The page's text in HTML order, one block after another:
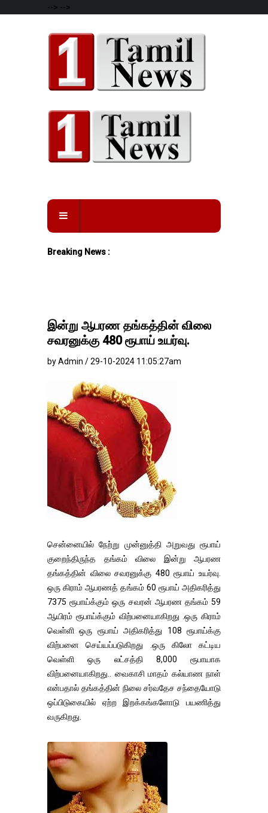
--> -->
Breaking News :
இன்று ஆபரண தங்கத்தின் விலை
சவரனுக்கு 480 ரூபாய் உயர்வு.
by Admin / 29-10-2024 11:05:27am
சென்னையில் நேற்று முன்னுத்தி அறுவது ரூபாய்
குறைந்திருந்த தங்கம் விலை இன்று ஆபரண
தங்கத்தின் விலை சவரனுக்கு 480 ரூபாய் உயர்வு.
ஒரு கிராம் ஆபரணத் தங்கம் 60 ரூபாய் அதிகரித்து
7375 ரூபாய்க்கும் ஒரு சவரன் ஆபரண தங்கம் 59
ஆயிரம் ரூபாய்க்கும் விற்பனையாகிறது .ஒரு கிராம்
வெள்ளி ஒரு ரூபாய் அதிகரித்து 108 ரூபாய்க்கு
விற்பனை செய்யப்படுகிறது .ஒரு கிலோ கட்டிய
வெள்ளி ஒரு லட்சத்தி 8,000 ரூபாயாக
விற்பனையாகிறது.. வைகாசி மாதம் கல்யாண நாள்
என்பதால் தங்கத்தின் நிலை சர்வதேச சந்தையோடு
ஒப்பிடுகையில் ஏற்ற இறக்கங்களோடு பயணித்து
வருகிறது.